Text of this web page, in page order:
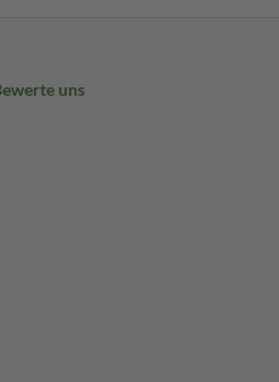
uns